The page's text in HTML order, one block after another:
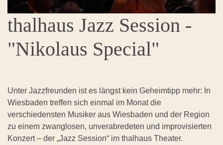
thalhaus Jazz Session -
"Nikolaus Special"
Unter Jazzfreunden ist es längst kein Geheimtipp mehr: In
Wiesbaden treffen sich einmal im Monat die
verschiedensten Musiker aus Wiesbaden und der Region
zu einem zwanglosen, unverabredeten und improvisierten
Konzert – der „Jazz Session“ im thalhaus Theater.